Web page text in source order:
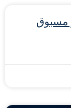
مسبوق